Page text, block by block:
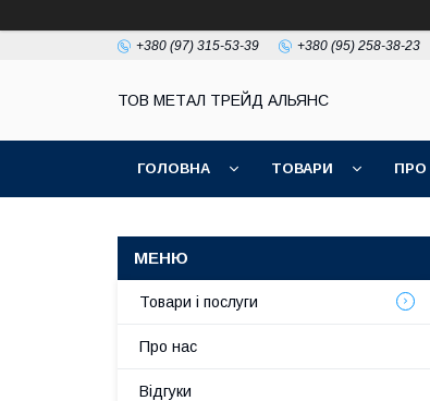
+380 (97) 315-53-39 +380 (95) 258-38-23
ТОВ МЕТАЛ ТРЕЙД АЛЬЯНС
ГОЛОВНА ТОВАРИ ПРО
Товари і послуги
Про нас
Відгуки